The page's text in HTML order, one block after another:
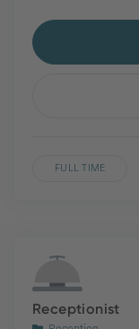
FULL TIME
Receptionist